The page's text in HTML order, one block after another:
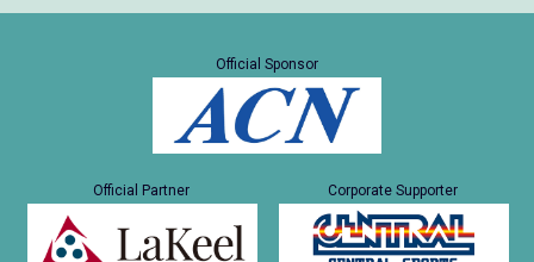
Official Sponsor
Official Partner Corporate Supporter